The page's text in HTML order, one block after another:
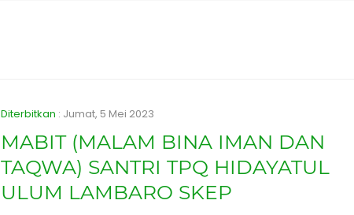
Diterbitkan : Jumat, 5 Mei 2023
MABIT (MALAM BINA IMAN DAN
TAQWA) SANTRI TPQ HIDAYATUL
ULUM LAMBARO SKEP